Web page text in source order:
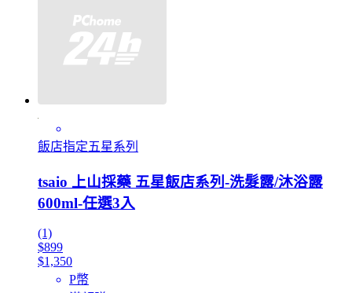
飯店指定五星系列
tsaio 上山採藥 五星飯店系列-洗髮露/沐浴露
600ml-任選3入
(1)
$899
$1,350
P幣